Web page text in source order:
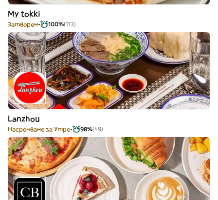
My tokki
Затворен 100%(113)
Lanzhou
Насрочване за Утре 98%(49)